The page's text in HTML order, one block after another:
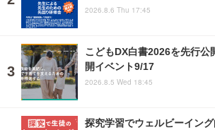
2026.8.6 Thu 17:45
こどもDX白書2026を先行公
開イベント9/17
2026.8.5 Wed 18:45
探究学習でウェルビーイン